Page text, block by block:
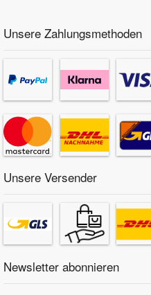
Unsere Zahlungsmethoden
Unsere Versender
Newsletter abonnieren